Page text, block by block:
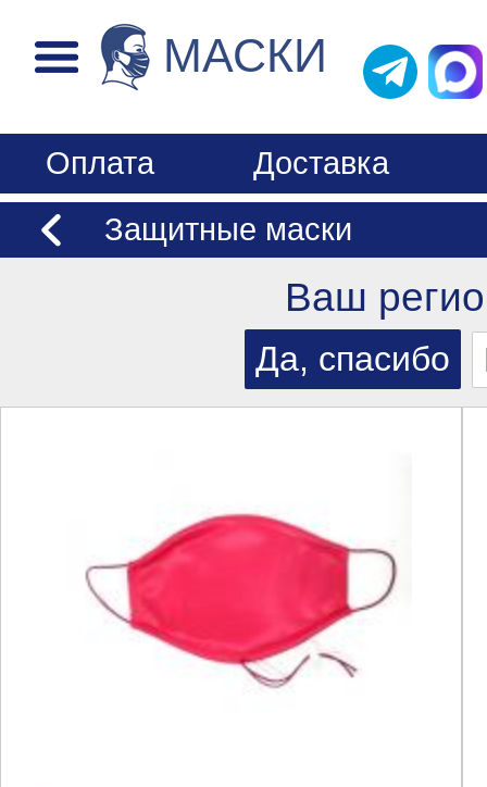
МАСКИ
Оплата
Доставка
Защитные маски
Ваш